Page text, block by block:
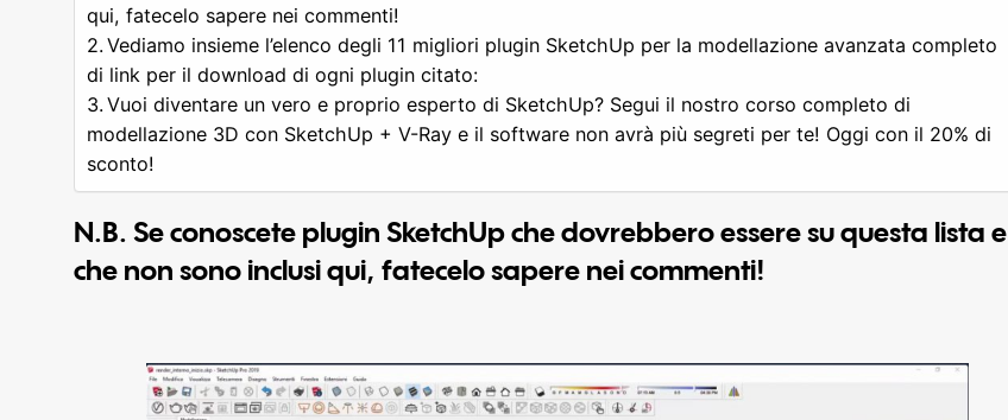
qui, fatecelo sapere nei commenti!
Vediamo insieme l’elenco degli 11 migliori plugin SketchUp per la modellazione avanzata completo
di link per il download di ogni plugin citato:
Vuoi diventare un vero e proprio esperto di SketchUp? Segui il nostro corso completo di
modellazione 3D con SketchUp + V-Ray e il software non avrà più segreti per te! Oggi con il 20% di
sconto!
N.B. Se conoscete plugin SketchUp che dovrebbero essere su questa lista e
che non sono inclusi qui, fatecelo sapere nei commenti!